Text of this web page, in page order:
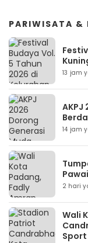
PARIWISATA &
13 jam
14 jam
2 hari
Wali